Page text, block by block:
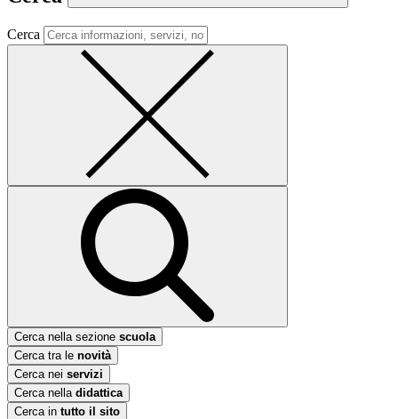
Cerca
Cerca nella sezione scuola
Cerca tra le novità
Cerca nei servizi
Cerca nella didattica
Cerca in tutto il sito